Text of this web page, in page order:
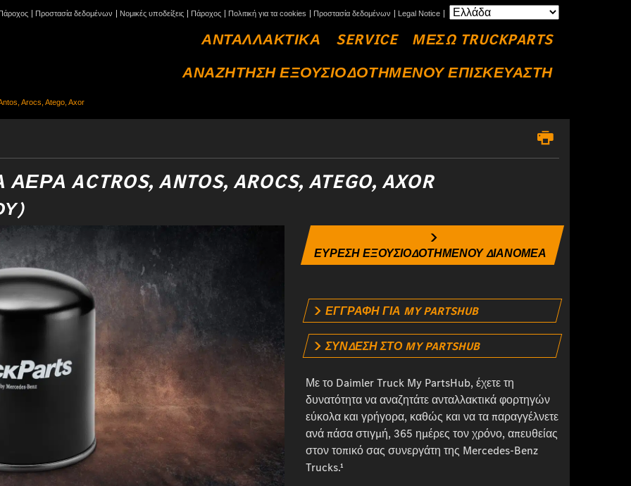
Προστασία δεδομένων Νομικές υποδείξεις Πάροχος Πολιτική για τα cookies Προστασία δεδομένων Legal Notice
ΑΝΤΑΛΛΑΚΤΙΚΑ SERVICE
ΜΕΣΩ TRUCKPARTS
ΑΝΑΖΗΤΗΣΗ ΕΞΟΥΣΙΟΔΟΤΗΜΕΝΟΥ ΕΠΙΣΚΕΥΑΣΤΗ
Arocs, Atego, Axor
ACTROS, ANTOS, AROCS, ATEGO, AXOR
ΕΥΡΕΣΗ ΕΞΟΥΣΙΟΔΟΤΗΜΕΝΟΥ ΔΙΑΝΟΜΕΑ
ΕΓΓΡΑΦΗ ΓΙΑ MY PARTSHUB
ΣΎΝΔΕΣΗ ΣΤΟ MY PARTSHUB
Με το Daimler Truck My PartsHub, έχετε τη
δυνατότητα να αναζητάτε ανταλλακτικά φορτηγών
εύκολα και γρήγορα, καθώς και να τα παραγγέλνετε
ανά πάσα στιγμή, 365 ημέρες τον χρόνο, απευθείας
στον τοπικό σας συνεργάτη της Mercedes-Benz
Trucks.¹